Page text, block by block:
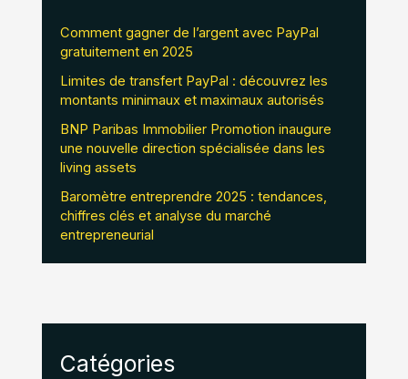
Comment gagner de l’argent avec PayPal
gratuitement en 2025
Limites de transfert PayPal : découvrez les
montants minimaux et maximaux autorisés
BNP Paribas Immobilier Promotion inaugure
une nouvelle direction spécialisée dans les
living assets
Baromètre entreprendre 2025 : tendances,
chiffres clés et analyse du marché
entrepreneurial
Catégories